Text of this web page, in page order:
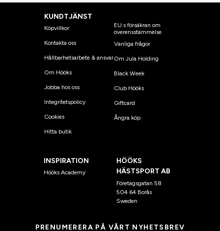
KUNDTJÄNST
Köpvillkor
Kontakta oss
Hållbarhetsarbete & ansvar
Om Hööks
Jobba hos oss
Integritetspolicy
Cookies
Hitta butik
EU:s försäkran om
överensstämmelse
Vanliga frågor
Om Jula Holding
Black Week
Club Hööks
Giftcard
Ångra köp
INSPIRATION
Hööks Academy
HÖÖKS
HÄSTSPORT AB
Företagsgatan 58
504 64 Borås
Sweden
PRENUMERERA PÅ VÅRT NYHETSBREV